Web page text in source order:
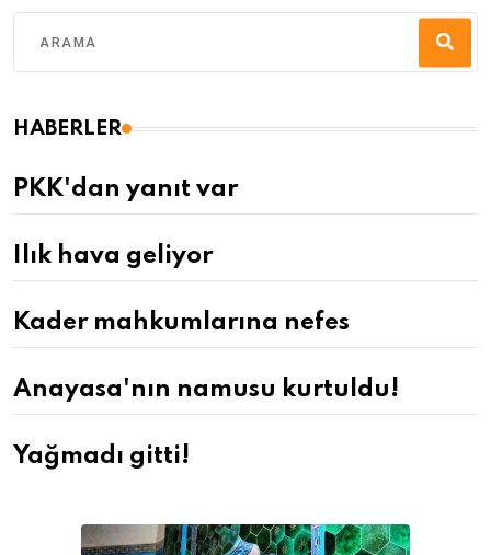
HABERLER
PKK'dan yanıt var
Ilık hava geliyor
Kader mahkumlarına nefes
Anayasa'nın namusu kurtuldu!
Yağmadı gitti!